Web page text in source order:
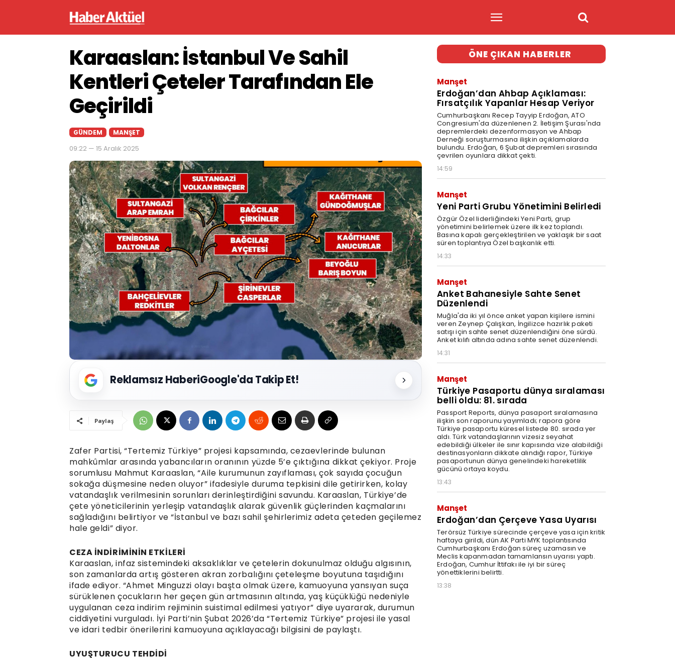
Karaaslan: İstanbul Ve Sahil
Kentleri Çeteler Tarafından Ele
Geçirildi
GÜNDEM MANŞET
09:22 — 15 Aralık 2025
Reklamsız HaberiGoogle'da Takip Et!
Paylaş
Zafer Partisi, “Tertemiz Türkiye” projesi kapsamında, cezaevlerinde bulunan
mahkûmlar arasında yabancıların oranının yüzde 5’e çıktığına dikkat çekiyor. Proje
sorumlusu Mahmut Karaaslan, “Aile kurumunun zayıflaması, çok sayıda çocuğun
sokağa düşmesine neden oluyor” ifadesiyle duruma tepkisini dile getirirken, kolay
vatandaşlık verilmesinin sorunları derinleştirdiğini savundu. Karaaslan, Türkiye’de
çete yöneticilerinin yerleşip vatandaşlık alarak güvenlik güçlerinden kaçmalarını
sağladığını belirtiyor ve “İstanbul ve bazı sahil şehirlerimiz adeta çeteden geçilemez
hale geldi” diyor.
CEZA İNDİRİMİNİN ETKİLERİ
Karaaslan, infaz sistemindeki aksaklıklar ve çetelerin dokunulmaz olduğu algısının,
son zamanlarda artış gösteren akran zorbalığını çeteleşme boyutuna taşıdığını
ifade ediyor. “Ahmet Minguzzi olayı başta olmak üzere, kamuoyuna yansıyan suça
sürüklenen çocukların her geçen gün artmasının altında, yaş küçüklüğü nedeniyle
uygulanan ceza indirim rejiminin suistimal edilmesi yatıyor” diye uyararak, durumun
ciddiyetini vurguladı. İyi Parti’nin Şubat 2026’da “Tertemiz Türkiye” projesi ile yasal
ve idari tedbir önerilerini kamuoyuna açıklayacağı bilgisini de paylaştı.
UYUŞTURUCU TEHDİDİ
ÖNE ÇIKAN HABERLER
Manşet
Erdoğan’dan Ahbap Açıklaması:
Fırsatçılık Yapanlar Hesap Veriyor
Cumhurbaşkanı Recep Tayyip Erdoğan, ATO
Congresium'da düzenlenen 2. İletişim Şurası'nda
depremlerdeki dezenformasyon ve Ahbap
Derneği soruşturmasına ilişkin açıklamalarda
bulundu. Erdoğan, 6 Şubat depremleri sırasında
çevrilen oyunlara dikkat çekti.
14:59
Manşet
Yeni Parti Grubu Yönetimini Belirledi
Özgür Özel liderliğindeki Yeni Parti, grup
yönetimini belirlemek üzere ilk kez toplandı.
Basına kapalı gerçekleştirilen ve yaklaşık bir saat
süren toplantıya Özel başkanlık etti.
14:33
Manşet
Anket Bahanesiyle Sahte Senet
Düzenlendi
Muğla'da iki yıl önce anket yapan kişilere ismini
veren Zeynep Çalışkan, İngilizce hazırlık paketi
satışı için sahte senet düzenlendiğini öne sürdü.
Anket kılıfı altında adına sahte senet düzenlendi.
14:31
Manşet
Türkiye Pasaportu dünya sıralaması
belli oldu: 81. sırada
Passport Reports, dünya pasaport sıralamasına
ilişkin son raporunu yayımladı; rapora göre
Türkiye pasaportu küresel listede 80. sırada yer
aldı. Türk vatandaşlarının vizesiz seyahat
edebildiği ülkeler ile sınır kapısında vize alabildiği
destinasyonların dikkate alındığı rapor, Türkiye
pasaportunun dünya genelindeki hareketlilik
gücünü ortaya koydu.
13:43
Manşet
Erdoğan’dan Çerçeve Yasa Uyarısı
Terörsüz Türkiye sürecinde çerçeve yasa için kritik
haftaya girildi, dün AK Parti MYK toplantısında
Cumhurbaşkanı Erdoğan süreç uzamasın ve
Meclis kapanmadan tamamlansın uyarısı yaptı.
Erdoğan, Cumhur İttifakı ile iyi bir süreç
yönettiklerini belirtti.
13:38